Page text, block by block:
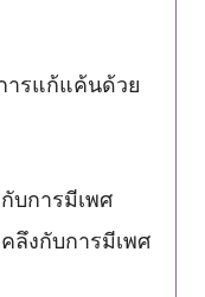
ารแก้แค้นด้วย
บการมีเพศ
ลึงกับการมีเพศ